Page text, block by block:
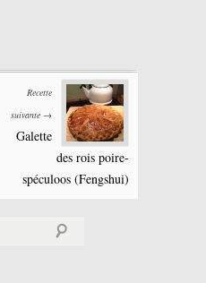
Recette
suivante →
Galette
des rois poire-
spéculoos (Fengshui)